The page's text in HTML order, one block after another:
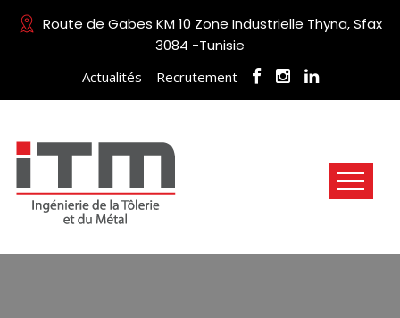
Route de Gabes KM 10 Zone Industrielle Thyna, Sfax
3084 -Tunisie
Actualités Recrutement